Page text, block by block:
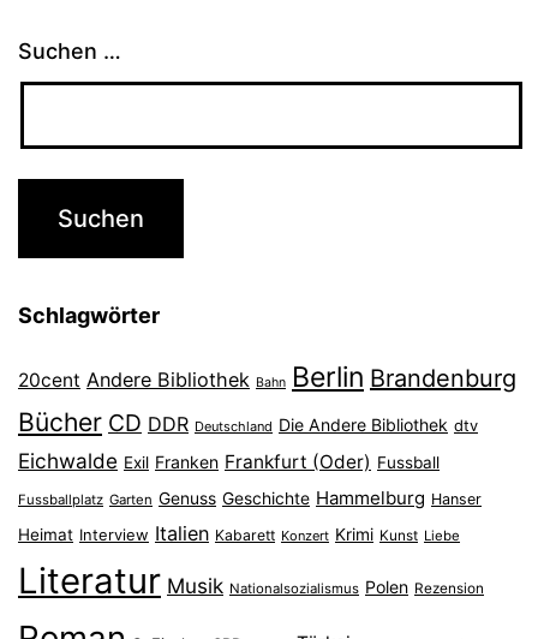
Suchen …
Schlagwörter
20cent Andere Bibliothek Bahn Berlin Brandenburg
Bücher CD DDR Deutschland Die Andere Bibliothek dtv
Eichwalde Exil Franken Frankfurt (Oder) Fussball
Fussballplatz Garten Genuss Geschichte Hammelburg Hanser
Heimat Interview Italien Kabarett Konzert Krimi Kunst Liebe
Literatur Musik Nationalsozialismus Polen Rezension